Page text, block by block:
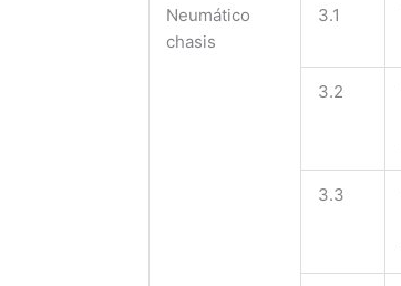
Neumático
chasis
3.1
3.2
3.3